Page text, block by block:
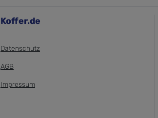
Koffer.de
Datenschutz
AGB
Impressum